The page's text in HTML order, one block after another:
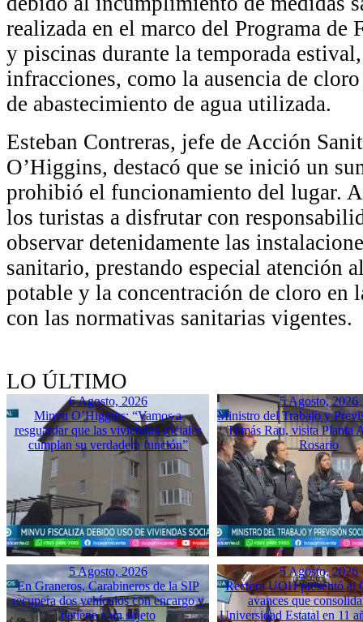
realizada en el marco del Programa de
y piscinas durante la temporada
infracciones, como la ausencia de
de abastecimiento de agua utilizada.
Esteban Contreras, jefe de Acción
O’Higgins, destacó que se inició un
prohibió el funcionamiento del lugar.
los turistas a disfrutar con
observar detenidamente las
sanitario, prestando especial atención
potable y la concentración de cloro en
con las normativas sanitarias vigentes.
LO ÚLTIMO
6 Agosto, 2026
Minvu O’Higgins: “Vamos a
resguardar que las viviendas sociales
cumplan su verdadera función”
5 Agosto, 2026
Ministro del Trabajo y
Tomás Rau, visita Planta
Rosario
5 Agosto, 2026
En Graneros, Carabineros de la SIP
recupera dos vehículos con encargo y
detiene a un sujeto
5 Agosto, 2026
Rectora UOH presentó al
avances que
Universidad Estatal en 11